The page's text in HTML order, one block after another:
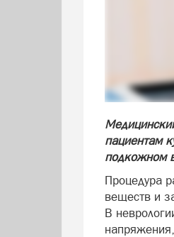
пациентам
подкожном
Процедура
веществ и
В